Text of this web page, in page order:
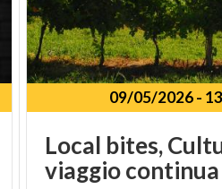
09/05/2026-
Local bites,
viaggiocontinua